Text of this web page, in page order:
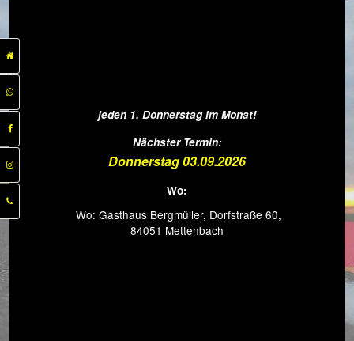
jeden 1. Donnerstag im Monat!
Nächster Termin:
Donnerstag 03.09.2026
Wo:
Wo: Gasthaus Bergmüller, Dorfstraße 60,
84051 Mettenbach